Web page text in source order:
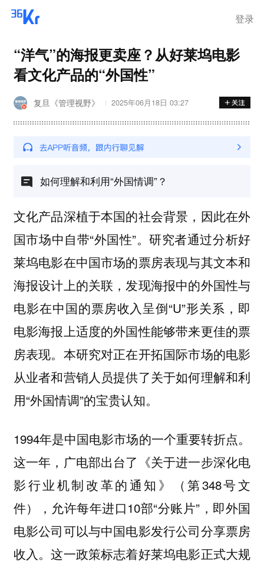
登录
“洋气”的海报更卖座？从好莱坞电影
看文化产品的“外国性”
复旦《管理视野》 2025年06月18日 03:27
如何理解和利用“外国情调”？
文化产品深植于本国的社会背景，因此在外
国市场中自带“外国性”。研究者通过分析好
莱坞电影在中国市场的票房表现与其文本和
海报设计上的关联，发现海报中的外国性与
电影在中国的票房收入呈倒“U”形关系，即
电影海报上适度的外国性能够带来更佳的票
房表现。本研究对正在开拓国际市场的电影
从业者和营销人员提供了关于如何理解和利
用“外国情调”的宝贵认知。
1994年是中国电影市场的一个重要转折点。
这一年，广电部出台了《关于进一步深化电
影行业机制改革的通知》（第348号文
件），允许每年进口10部“分账片”，即外国
电影公司可以与中国电影发行公司分享票房
收入。这一政策标志着好莱坞电影正式大规